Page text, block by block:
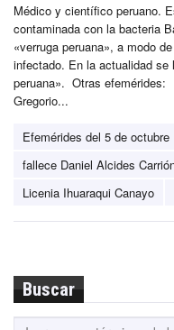
Médico y científico peruano.
contaminada con la bacteria
«verruga peruana», a modo
infectado. En la actualidad
peruana». Otras efemérides:
Gregorio...
Efemérides del 5 de octubre
fallece Daniel Alcides
Licenia Ihuaraqui Canayo
Buscar